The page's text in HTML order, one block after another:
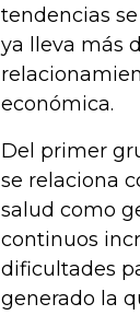
tendencias
ya lleva más
económica.
Del primer
se relaciona
salud como
continuos
dificultades
generado la